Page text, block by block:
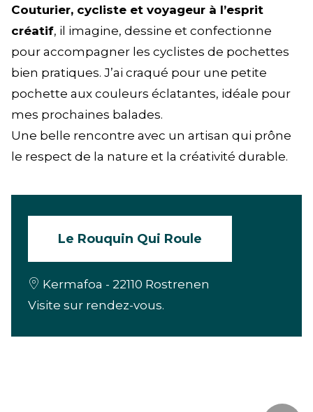
Couturier, cycliste et voyageur à l’esprit
créatif, il imagine, dessine et confectionne
pour accompagner les cyclistes de pochettes
bien pratiques. J’ai craqué pour une petite
pochette aux couleurs éclatantes, idéale pour
mes prochaines balades.
Une belle rencontre avec un artisan qui prône
le respect de la nature et la créativité durable.
Le Rouquin Qui Roule
Kermafoa - 22110 Rostrenen
Visite sur rendez-vous.